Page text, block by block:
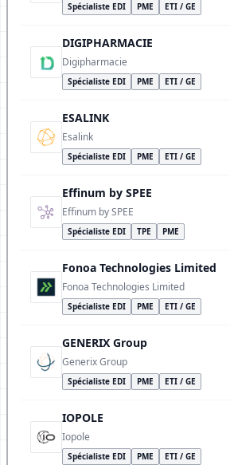
Spécialiste EDI PME ETI / GE
DIGIPHARMACIE
Digipharmacie
Spécialiste EDI PME ETI / GE
ESALINK
Esalink
Spécialiste EDI PME ETI / GE
Effinum by SPEE
Effinum by SPEE
Spécialiste EDI TPE PME
Fonoa Technologies Limited
Fonoa Technologies Limited
Spécialiste EDI PME ETI / GE
GENERIX Group
Generix Group
Spécialiste EDI PME ETI / GE
IOPOLE
Iopole
Spécialiste EDI PME ETI / GE